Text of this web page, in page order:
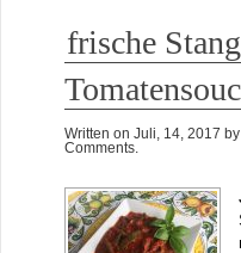
frische
Written on Juli, 14, 2017 by
Comments.
Jetzt